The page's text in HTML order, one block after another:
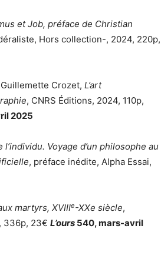
et Job, préface de Christian
Hors collection-, 2024, 220p,
Crozet, L’art
, CNRS Éditions, 2024, 110p,
2025
l’individu. Voyage d’un philosophe au
, préface inédite, Alpha Essai,
martyrs, XVIIIe-XXe siècle,
336p, 23€ L’ours 540, mars-avril